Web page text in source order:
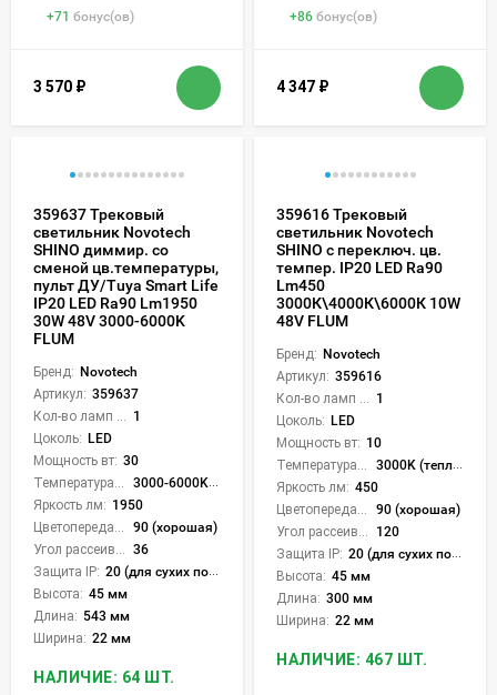
+71 бонус(ов)
3 570 ₽
+86 бонус(ов)
4 347 ₽
359637 Трековый
светильник Novotech
SHINO диммир. со
сменой цв.температуры,
пульт ДУ/Tuya Smart Life
IP20 LED Ra90 Lm1950
30W 48V 3000-6000K
FLUM
Бренд: Novotech
Артикул: 359637
1
Цоколь: LED
Мощность вт: 30
3000-6000K (плавная рег.)
Яркость лм: 1950
90 (хорошая)
36
Защита IP: 20 (для сухих пом.)
Высота: 45 мм
Длина: 543 мм
Ширина: 22 мм
НАЛИЧИЕ: 64 ШТ.
359616 Трековый
светильник Novotech
SHINO с переключ. цв.
темпер. IP20 LED Ra90
Lm450
3000К\4000К\6000К 10W
48V FLUM
Бренд: Novotech
Артикул: 359616
1
Цоколь: LED
Мощность вт: 10
3000K (теплый), 4000K (нейтральный), 6000K (холодный), CCT механическое переключение
Яркость лм: 450
90 (хорошая)
120
Защита IP: 20 (для сухих пом.)
Высота: 45 мм
Длина: 300 мм
Ширина: 22 мм
НАЛИЧИЕ: 467 ШТ.